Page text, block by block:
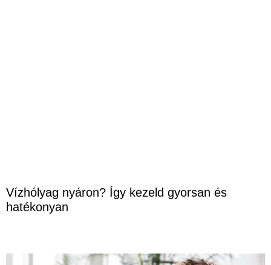
Vízhólyag nyáron? Így kezeld gyorsan és
hatékonyan